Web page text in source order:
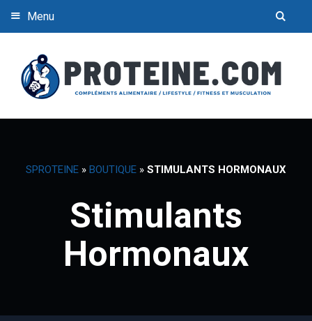
Menu
SPROTEINE » BOUTIQUE » STIMULANTS HORMONAUX
Stimulants
Hormonaux